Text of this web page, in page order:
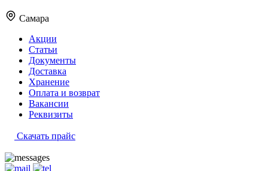
Самара
Акции
Статьи
Документы
Доставка
Хранение
Оплата и возврат
Вакансии
Реквизиты
Скачать прайс